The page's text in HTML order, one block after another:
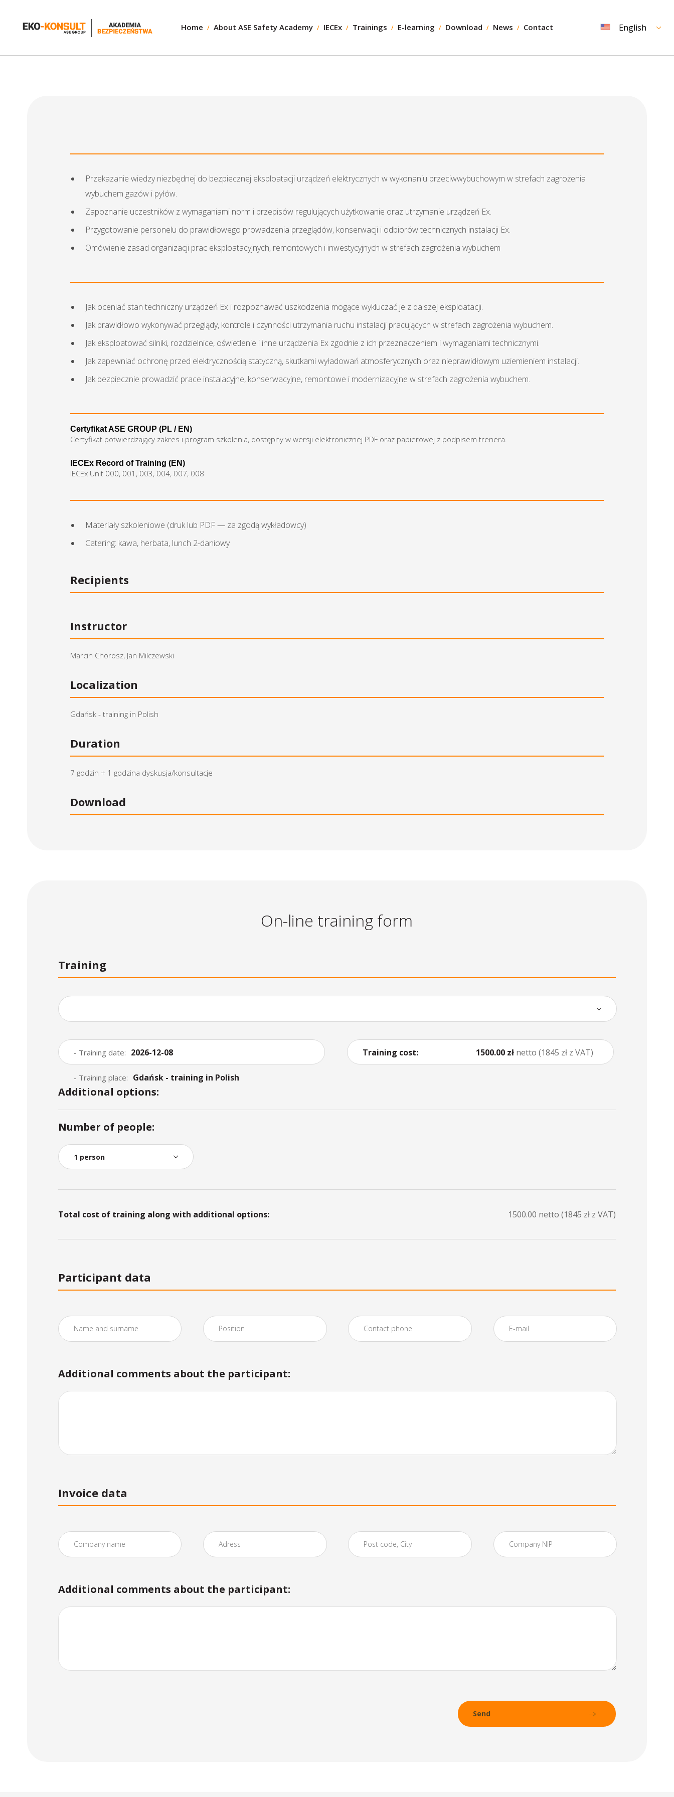
Home About ASE Safety Academy IECEx Trainings E-learning Download News Contact English
Przekazanie wiedzy niezbędnej do bezpiecznej eksploatacji urządzeń elektrycznych w wykonaniu przeciwwybuchowym w strefach zagrożenia
wybuchem gazów i pyłów.
Zapoznanie uczestników z wymaganiami norm i przepisów regulujących użytkowanie oraz utrzymanie urządzeń Ex.
Przygotowanie personelu do prawidłowego prowadzenia przeglądów, konserwacji i odbiorów technicznych instalacji Ex.
Omówienie zasad organizacji prac eksploatacyjnych, remontowych i inwestycyjnych w strefach zagrożenia wybuchem
Jak oceniać stan techniczny urządzeń Ex i rozpoznawać uszkodzenia mogące wykluczać je z dalszej eksploatacji.
Jak prawidłowo wykonywać przeglądy, kontrole i czynności utrzymania ruchu instalacji pracujących w strefach zagrożenia wybuchem.
Jak eksploatować silniki, rozdzielnice, oświetlenie i inne urządzenia Ex zgodnie z ich przeznaczeniem i wymaganiami technicznymi.
Jak zapewniać ochronę przed elektrycznością statyczną, skutkami wyładowań atmosferycznych oraz nieprawidłowym uziemieniem instalacji.
Jak bezpiecznie prowadzić prace instalacyjne, konserwacyjne, remontowe i modernizacyjne w strefach zagrożenia wybuchem.
Certyfikat ASE GROUP (PL / EN)
Certyfikat potwierdzający zakres i program szkolenia, dostępny w wersji elektronicznej PDF oraz papierowej z podpisem trenera.
IECEx Record of Training (EN)
IECEx Unit 000, 001, 003, 004, 007, 008
Materiały szkoleniowe (druk lub PDF — za zgodą wykładowcy)
Catering: kawa, herbata, lunch 2-daniowy
Recipients
Instructor
Marcin Chorosz, Jan Milczewski
Localization
Gdańsk - training in Polish
Duration
7 godzin + 1 godzina dyskusja/konsultacje
Download
On-line training form
Training
- Training date: 2026-12-08
- Training place: Gdańsk - training in Polish
Training cost: 1500.00 zł netto (1845 zł z VAT)
Additional options:
Number of people:
Total cost of training along with additional options: 1500.00 netto (1845 zł z VAT)
Participant data
Additional comments about the participant:
Invoice data
Additional comments about the participant: